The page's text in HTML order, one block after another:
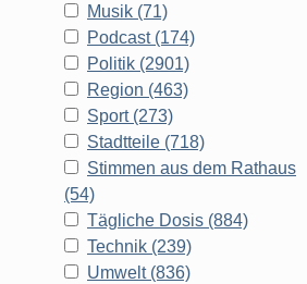
Musik (71)
Podcast (174)
Politik (2901)
Region (463)
Sport (273)
Stadtteile (718)
Stimmen aus dem Rathaus
(54)
Tägliche Dosis (884)
Technik (239)
Umwelt (836)